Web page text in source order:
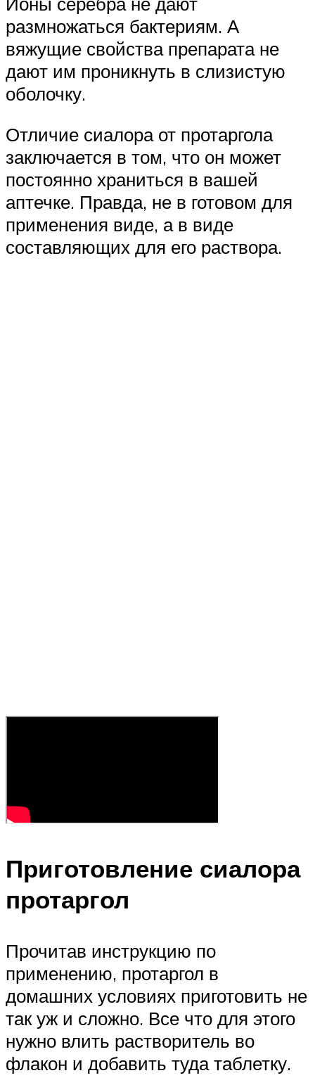
размножаться бактериям. А
вяжущие свойства препарата не
дают им проникнуть в слизистую
оболочку.
Отличие сиалора от протаргола
заключается в том, что он может
постоянно храниться в вашей
аптечке. Правда, не в готовом для
применения виде, а в виде
составляющих для его раствора.
Приготовление сиалора
протаргол
Прочитав инструкцию по
применению, протаргол в
домашних условиях приготовить не
так уж и сложно. Все что для этого
нужно влить растворитель во
флакон и добавить туда таблетку.